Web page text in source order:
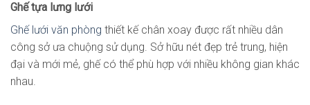
Ghế tựa lưng lưới
Ghế lưới văn phòng thiết kế chân xoay được rất nhiều dân
công sở ưa chuộng sử dụng. Sở hữu nét đẹp trẻ trung, hiện
đại và mới mẻ, ghế có thể phù hợp với nhiều không gian khác
nhau.